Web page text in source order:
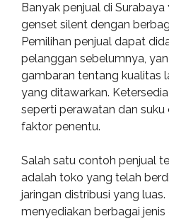
Banyak penjual di
genset silent dengan
Pemilihan penjual dapat
pelanggan sebelumnya,
gambaran tentang kualitas
yang ditawarkan.
seperti perawatan dan suku
faktor penentu.
Salah satu contoh penjual
adalah toko yang telah
jaringan distribusi yang
menyediakan berbagai